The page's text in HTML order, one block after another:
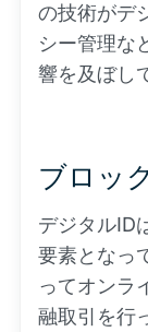
の技術がデ
シー管理な
響を及ぼし
ブロッ
デジタルID
要素となっ
ってオンラ
融取引を行